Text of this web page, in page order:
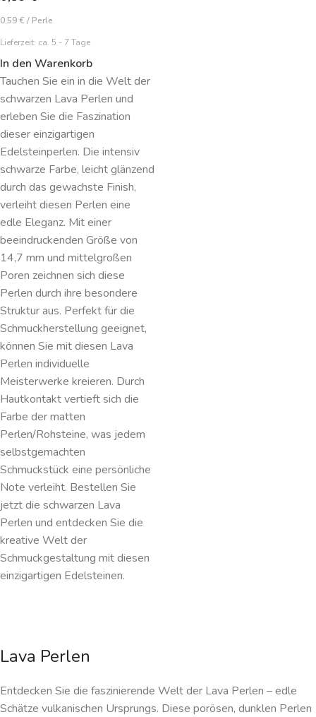
0,59 € / Perle
Lieferzeit: ca. 5 - 7 Tage
In den Warenkorb
Tauchen Sie ein in die Welt der
schwarzen Lava Perlen und
erleben Sie die Faszination
dieser einzigartigen
Edelsteinperlen. Die intensiv
schwarze Farbe, leicht glänzend
durch das gewachste Finish,
verleiht diesen Perlen eine
edle Eleganz. Mit einer
beeindruckenden Größe von
14,7 mm und mittelgroßen
Poren zeichnen sich diese
Perlen durch ihre besondere
Struktur aus. Perfekt für die
Schmuckherstellung geeignet,
können Sie mit diesen Lava
Perlen individuelle
Meisterwerke kreieren. Durch
Hautkontakt vertieft sich die
Farbe der matten
Perlen/Rohsteine, was jedem
selbstgemachten
Schmuckstück eine persönliche
Note verleiht. Bestellen Sie
jetzt die schwarzen Lava
Perlen und entdecken Sie die
kreative Welt der
Schmuckgestaltung mit diesen
einzigartigen Edelsteinen.
Lava Perlen
Entdecken Sie die faszinierende Welt der Lava Perlen – edle
Schätze vulkanischen Ursprungs. Diese porösen, dunklen Perlen